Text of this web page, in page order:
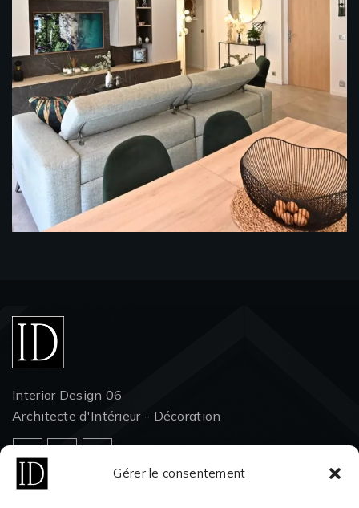
Gérer le consentement
Interior Design 06
Architecte d'Intérieur - Décoration